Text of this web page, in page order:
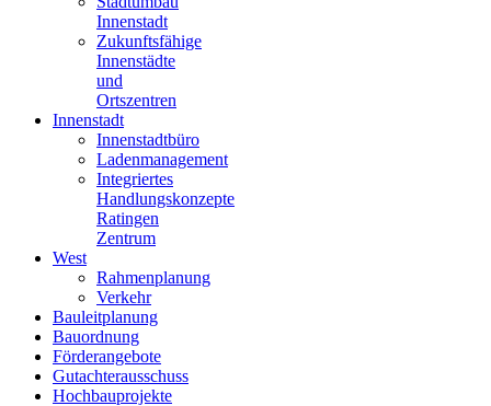
Innenstadt
Zukunftsfähige
Innenstädte
und
Ortszentren
Innenstadt
Innenstadtbüro
Ladenmanagement
Integriertes
Handlungskonzepte
Ratingen
Zentrum
West
Rahmenplanung
Verkehr
Bauleitplanung
Bauordnung
Förderangebote
Gutachterausschuss
Hochbauprojekte